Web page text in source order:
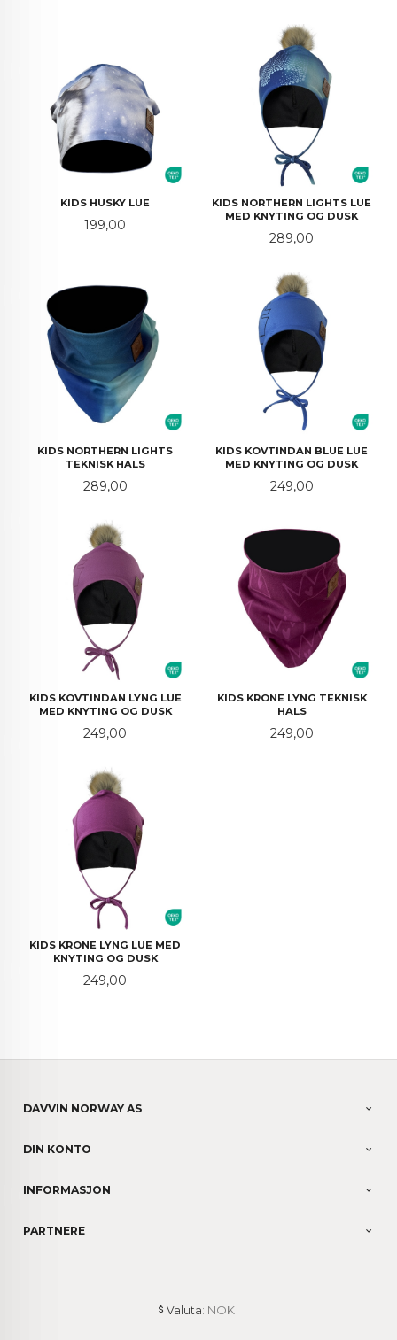
KIDS HUSKY LUE
Pris
199,00
KIDS NORTHERN LIGHTS LUE
MED KNYTING OG DUSK
Pris
289,00
KIDS NORTHERN LIGHTS
TEKNISK HALS
Pris
289,00
KIDS KOVTINDAN BLUE LUE
MED KNYTING OG DUSK
Pris
249,00
KIDS KOVTINDAN LYNG LUE
MED KNYTING OG DUSK
Pris
249,00
KIDS KRONE LYNG TEKNISK
HALS
Pris
249,00
KIDS KRONE LYNG LUE MED
KNYTING OG DUSK
Pris
249,00
DAVVIN NORWAY AS
DIN KONTO
INFORMASJON
PARTNERE
Valuta: NOK